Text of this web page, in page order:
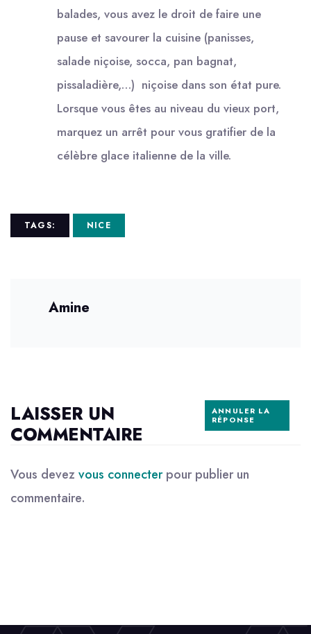
balades, vous avez le droit de faire une
pause et savourer la cuisine (panisses,
salade niçoise, socca, pan bagnat,
pissaladière,…) niçoise dans son état pure.
Lorsque vous êtes au niveau du vieux port,
marquez un arrêt pour vous gratifier de la
célèbre glace italienne de la ville.
TAGS: NICE
Amine
LAISSER UN
COMMENTAIRE
ANNULER LA
RÉPONSE
Vous devez vous connecterpour publier un
commentaire.